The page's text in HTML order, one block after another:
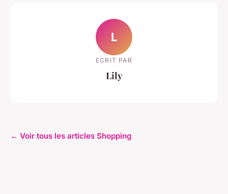
L
ECRIT PAR
Lily
← Voir tous les articles Shopping